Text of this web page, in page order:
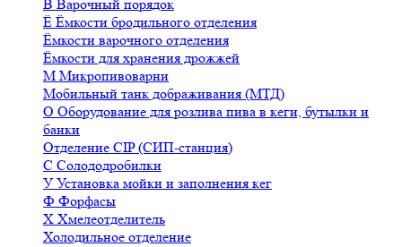
В Варочный порядок
Ё Ёмкости бродильного отделения
Ёмкости варочного отделения
Ёмкости для хранения дрожжей
М Микропивоварни
Мобильный танк дображивания (МТД)
О Оборудование для розлива пива в кеги, бутылки и
банки
Отделение CIP (СИП-станция)
С Солододробилки
У Установка мойки и заполнения кег
Ф Форфасы
Х Хмелеотделитель
Холодильное отделение